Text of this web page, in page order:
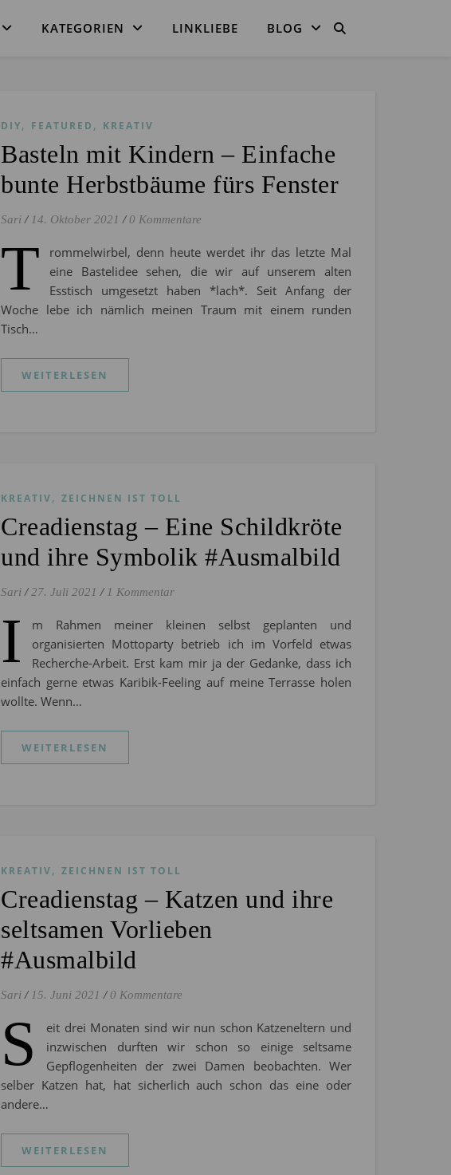
KATEGORIEN LINKLIEBE BLOG
DIY, FEATURED , KREATIV
Basteln mit Kindern – Einfache
bunte Herbstbäume fürs Fenster
Sari / 14. Oktober 2021 / 0 Kommentare
T
rommelwirbel, denn heute werdet ihr das letzte Mal
eine Bastelidee sehen, die wir auf unserem alten
Esstisch umgesetzt haben *lach*. Seit Anfang der
Woche lebe ich nämlich meinen Traum mit einem runden
Tisch…
WEITERLESEN
KREATIV, ZEICHNEN IST TOLL
Creadienstag – Eine Schildkröte
und ihre Symbolik #Ausmalbild
Sari / 27. Juli 2021 / 1 Kommentar
I
m Rahmen meiner kleinen selbst geplanten und
organisierten Mottoparty betrieb ich im Vorfeld etwas
Recherche-Arbeit. Erst kam mir ja der Gedanke, dass ich
einfach gerne etwas Karibik-Feeling auf meine Terrasse holen
wollte. Wenn…
WEITERLESEN
KREATIV, ZEICHNEN IST TOLL
Creadienstag – Katzen und ihre
seltsamen Vorlieben
#Ausmalbild
Sari / 15. Juni 2021 / 0 Kommentare
S
eit drei Monaten sind wir nun schon Katzeneltern und
inzwischen durften wir schon so einige seltsame
Gepflogenheiten der zwei Damen beobachten. Wer
selber Katzen hat, hat sicherlich auch schon das eine oder
andere…
WEITERLESEN